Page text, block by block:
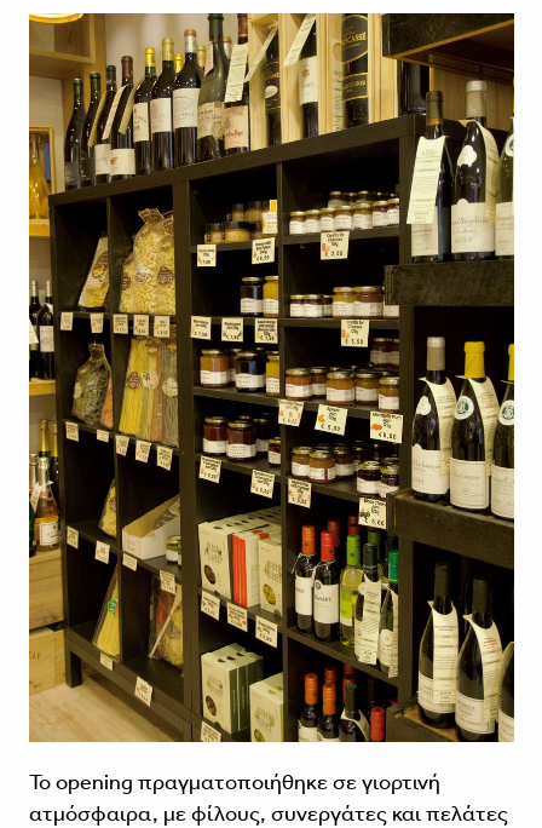
Το opening πραγματοποιήθηκε σε γιορτινή
ατμόσφαιρα, με φίλους, συνεργάτες και πελάτες